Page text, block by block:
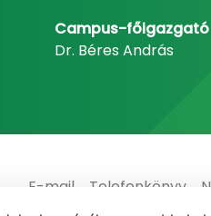
Campus-főigazgató
Dr. Béres András
E-mail Telefonkönyv